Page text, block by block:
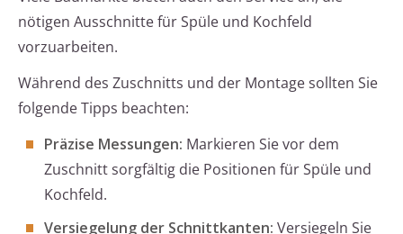
nötigen Ausschnitte für Spüle und Kochfeld
vorzuarbeiten.
Während des Zuschnitts und der Montage sollten Sie
folgende Tipps beachten:
Präzise Messungen: Markieren Sie vor dem
Zuschnitt sorgfältig die Positionen für Spüle und
Kochfeld.
Versiegelung der Schnittkanten: Versiegeln Sie